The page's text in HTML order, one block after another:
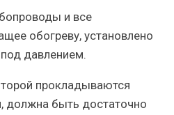
и все
обогреву, установлено
давлением.
прокладываются
должна быть достаточно